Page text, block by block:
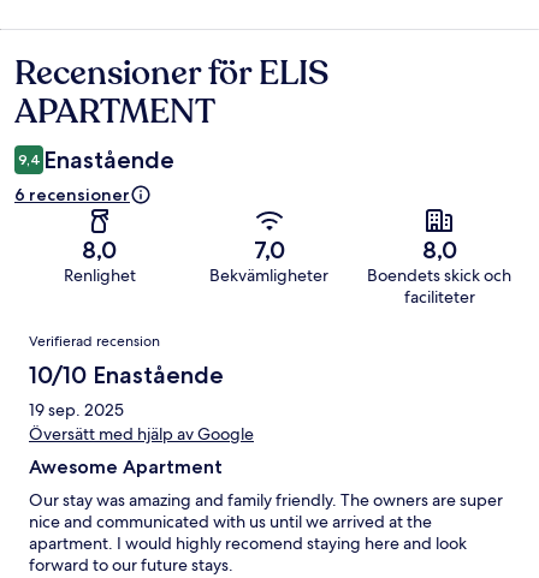
Recensioner
Recensioner för ELIS
APARTMENT
9,4 Enastående
6 recensioner
8,0
Renlighet
7,0
Bekvämligheter
8,0
Boendets skick och
faciliteter
Recensioner
Verifierad recension
10/10 Enastående
19 sep. 2025
Översätt med hjälp av Google
Awesome Apartment
Our stay was amazing and family friendly. The owners are super
nice and communicated with us until we arrived at the
apartment. I would highly recomend staying here and look
forward to our future stays.